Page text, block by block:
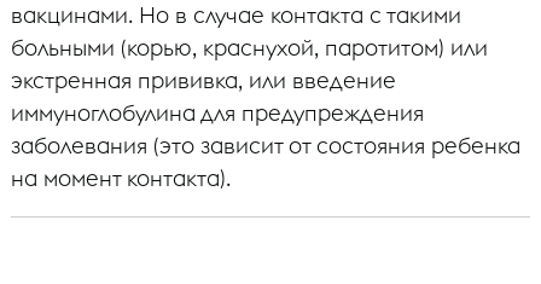
вакцинами. Но в случае контакта с такими
больными (корью, краснухой, паротитом) или
экстренная прививка, или введение
иммуноглобулина для предупреждения
заболевания (это зависит от состояния ребенка
на момент контакта).